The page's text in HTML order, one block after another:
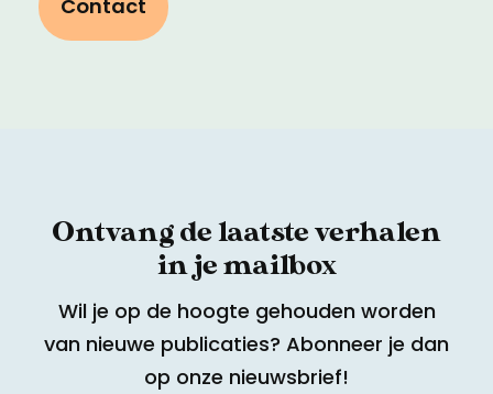
Contact
Ontvang de laatste verhalen
in je mailbox
Wil je op de hoogte gehouden worden
van nieuwe publicaties? Abonneer je dan
op onze nieuwsbrief!